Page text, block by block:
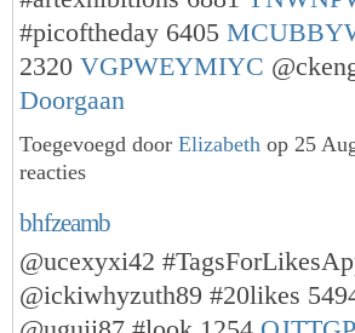
#picoftheday 6405
2320 VGPWEYMIYC
Doorgaan
Toegevoegd door Elizabeth op 25
reacties
bhfzeamb
@ucexyxi42
@ickiwhyzuth89 #20likes